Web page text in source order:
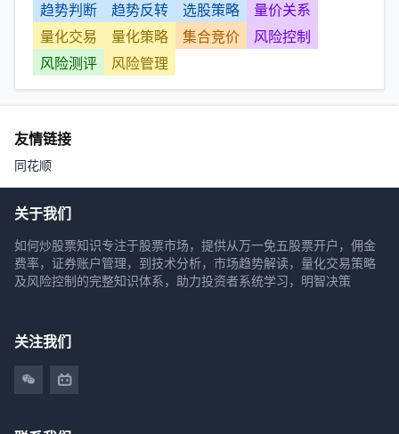
趋势判断
趋势反转 选股策略
量价关系
量化交易
量化策略 集合竞价
风险控制
风险测评
风险管理
友情链接
同花顺
关于我们
如何炒股票知识专注于股票市场，提供从万一免五股票开户，佣金
费率，证券账户管理，到技术分析，市场趋势解读，量化交易策略
及风险控制的完整知识体系，助力投资者系统学习，明智决策
关注我们